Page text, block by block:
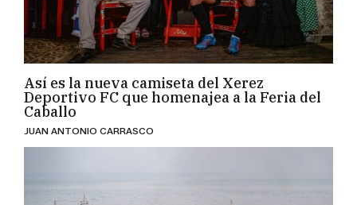
Así es la nueva camiseta del Xerez
Deportivo FC que homenajea a la Feria del
Caballo
JUAN ANTONIO CARRASCO